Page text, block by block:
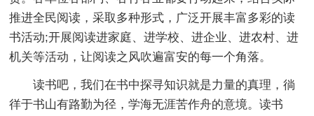
推进全民阅读，采取多种形式，广泛开展丰富多彩的读
书活动;开展阅读进家庭、进学校、进企业、进农村、进
机关等活动，让阅读之风吹遍富安的每一个角落。
读书吧，我们在书中探寻知识就是力量的真理，徜
徉于书山有路勤为径，学海无涯苦作舟的意境。读书